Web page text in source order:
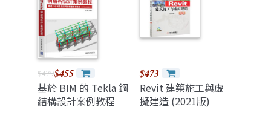
$479$455
基於 BIM 的 Tekla 鋼
結構設計案例教程
$473
Revit 建築施工與虛
擬建造 (2021版)